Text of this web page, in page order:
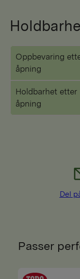
Oppbevaring
åpning
Holdbarhet etter
åpning
Del
Passer